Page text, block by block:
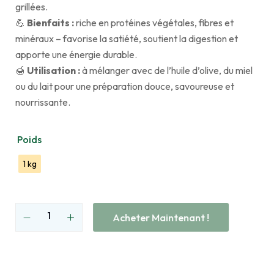
grillées.
💪 Bienfaits :riche en protéines végétales, fibres et
minéraux – favorise la satiété, soutient la digestion et
apporte une énergie durable.
🍯 Utilisation :à mélanger avec de l’huile d’olive, du miel
ou du lait pour une préparation douce, savoureuse et
nourrissante.
Poids
1 kg
Acheter Maintenant !